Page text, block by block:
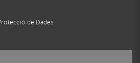
de Dades